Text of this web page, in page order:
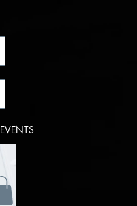
EVENTS